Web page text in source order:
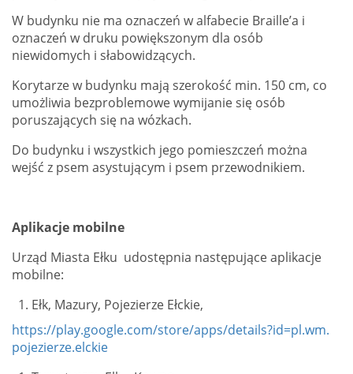
W budynku nie ma oznaczeń w alfabecie Braille’a i
oznaczeń w druku powiększonym dla osób
niewidomych i słabowidzących.
Korytarze w budynku mają szerokość min. 150 cm, co
umożliwia bezproblemowe wymijanie się osób
poruszających się na wózkach.
Do budynku i wszystkich jego pomieszczeń można
wejść z psem asystującym i psem przewodnikiem.
Aplikacje mobilne
Urząd Miasta Ełku udostępnia następujące aplikacje
mobilne:
Ełk, Mazury, Pojezierze Ełckie,
https://play.google.com/store/apps/details?id=pl.wm.
pojezierze.elckie